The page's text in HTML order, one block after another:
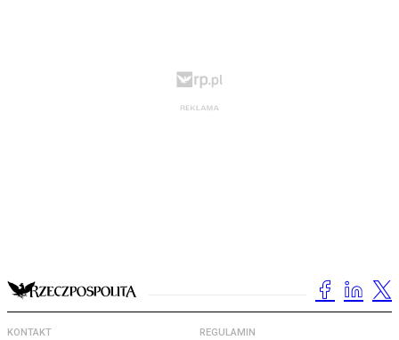
KONTAKT REGULAMIN